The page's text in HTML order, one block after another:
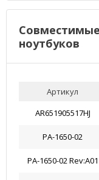
ноутбуков
Артикул
AR651905517HJ
PA-1650-02
PA-1650-02 Rev:А01